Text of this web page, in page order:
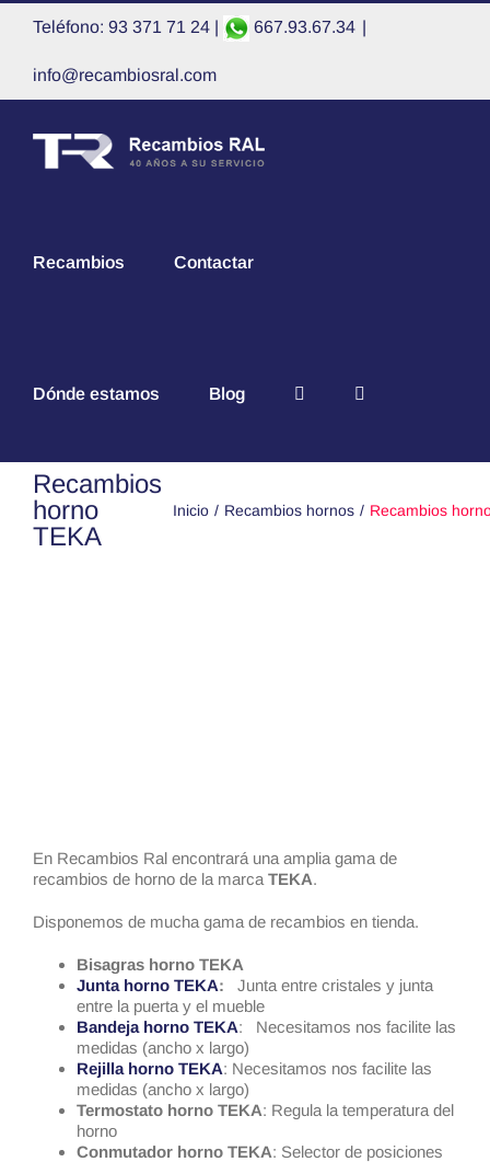
Saltar
Teléfono: 93 371 71 24 | 667.93.67.34 |
info@recambiosral.com
Recambios Contactar
Dónde estamos Blog
Recambios
horno
TEKA
Inicio Recambios hornos Recambios
En Recambios Ral encontrará una amplia gama de
recambios de horno de la marca TEKA.
Disponemos de mucha gama de recambios en tienda.
Bisagras horno TEKA
Junta horno TEKA: Junta entre cristales y junta
entre la puerta y el mueble
Bandeja horno TEKA: Necesitamos nos facilite las
medidas (ancho x largo)
Rejilla horno TEKA: Necesitamos nos facilite las
medidas (ancho x largo)
Termostato horno TEKA: Regula la temperatura del
horno
Conmutador horno TEKA: Selector de posiciones